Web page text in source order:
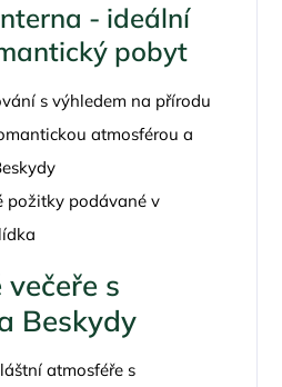
- ideální
pobyt
s výhledem na přírodu
atmosférou a
požitky podávané v
s
Beskydy
atmosféře s